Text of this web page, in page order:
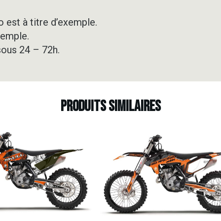
est à titre d’exemple.
24 – 72h.
Produits similaires